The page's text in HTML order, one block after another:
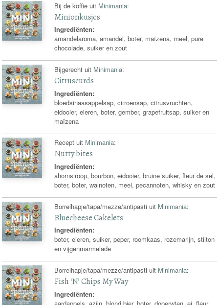
Bij de koffie uit Minimania:
Minionkusjes
Ingrediënten:
amandelaroma, amandel, boter, maïzena, meel, pure
chocolade, suiker en zout
Bijgerecht uit Minimania:
Citruscurds
Ingrediënten:
bloedsinaasappelsap, citroensap, citrusvruchten,
eidooier, eieren, boter, gember, grapefruitsap, suiker en
maïzena
Recept uit Minimania:
Nutty bites
Ingrediënten:
ahornsiroop, bourbon, eidooier, bruine suiker, fleur de sel,
boter, boter, walnoten, meel, pecannoten, whisky en zout
Borrelhapje/tapa/mezze/antipasti uit Minimania:
Bluecheese Cakelets
Ingrediënten:
boter, eieren, suiker, peper, roomkaas, rozemarijn, stilton
en vijgenmarmelade
Borrelhapje/tapa/mezze/antipasti uit Minimania:
Fish ‘N’ Chips My Way
Ingrediënten:
aardappels, azijn, blond bier, boter, doperwten, ei, fleur